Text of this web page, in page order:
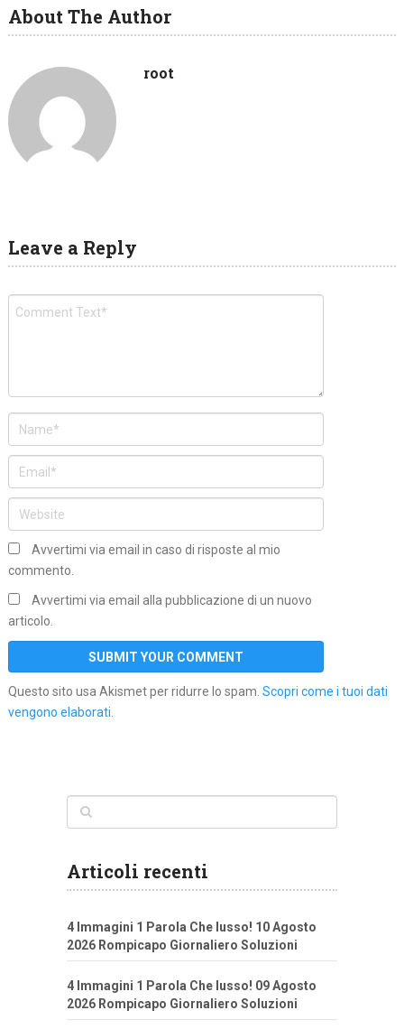
About The Author
root
Leave a Reply
Avvertimi via email in caso di risposte al mio
commento.
Avvertimi via email alla pubblicazione di un nuovo
articolo.
Questo sito usa Akismet per ridurre lo spam. Scopri come i tuoi dati
vengono elaborati.
Articoli recenti
4 Immagini 1 Parola Che lusso! 10 Agosto
2026 Rompicapo Giornaliero Soluzioni
4 Immagini 1 Parola Che lusso! 09 Agosto
2026 Rompicapo Giornaliero Soluzioni